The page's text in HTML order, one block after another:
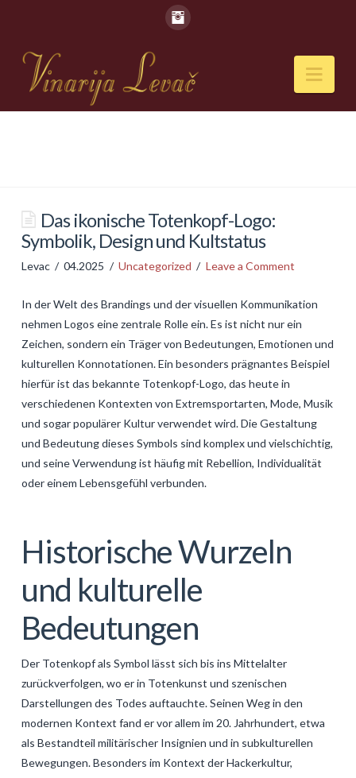
VESTI
PIĆA
Vina
GALERIJA
KONTAKT
SEARCH
Das ikonische Totenkopf-Logo:
Symbolik, Design und Kultstatus
Levac 04.2025 Uncategorized Leave a Comment
In der Welt des Brandings und der visuellen Kommunikation
nehmen Logos eine zentrale Rolle ein. Es ist nicht nur ein
Zeichen, sondern ein Träger von Bedeutungen, Emotionen und
kulturellen Konnotationen. Ein besonders prägnantes Beispiel
hierfür ist das bekannte Totenkopf-Logo, das heute in
verschiedenen Kontexten von Extremsportarten, Mode, Musik
und sogar populärer Kultur verwendet wird. Die Gestaltung
und Bedeutung dieses Symbols sind komplex und vielschichtig,
und seine Verwendung ist häufig mit Rebellion, Individualität
oder einem Lebensgefühl verbunden.
Historische Wurzeln
und kulturelle
Bedeutungen
Der Totenkopf als Symbol lässt sich bis ins Mittelalter
zurückverfolgen, wo er in Totenkunst und szenischen
Darstellungen des Todes auftauchte. Seinen Weg in den
modernen Kontext fand er vor allem im 20. Jahrhundert, etwa
als Bestandteil militärischer Insignien und in subkulturellen
Bewegungen. Besonders im Kontext derHackerkultur,